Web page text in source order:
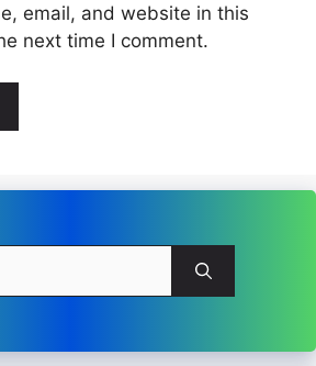
email, and website in this
next time I comment.